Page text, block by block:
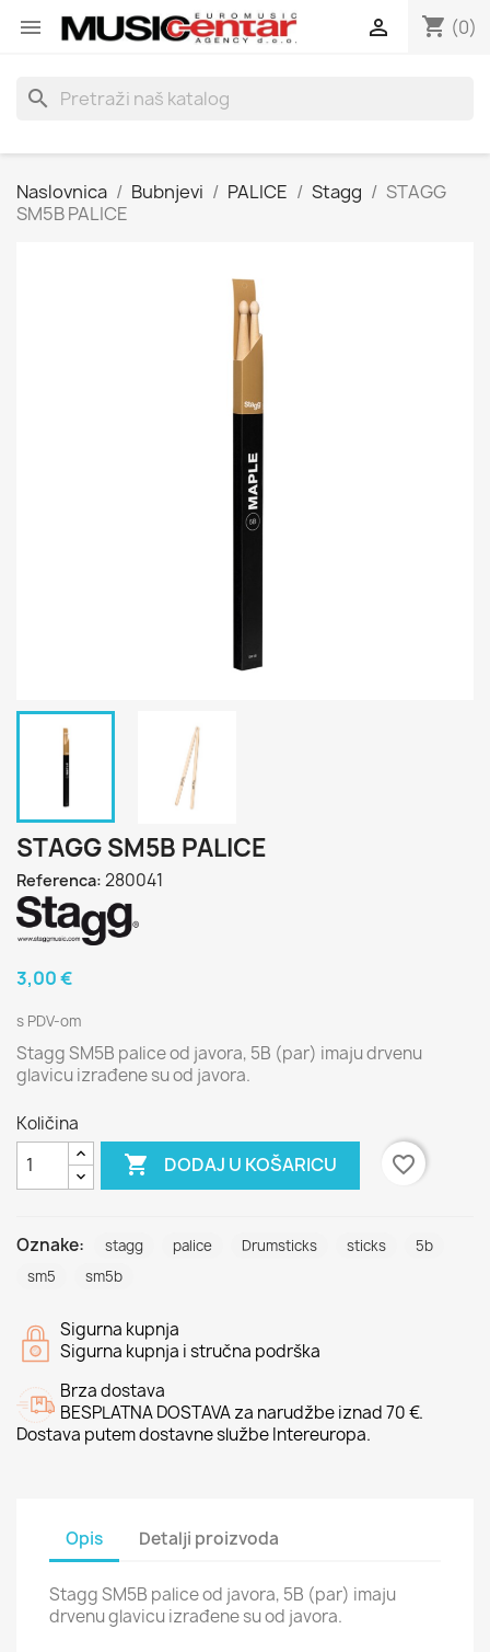
 shopping_cart (0)

search
Naslovnica Bubnjevi PALICE Stagg
STAGG
SM5B PALICE
STAGG SM5B PALICE
Referenca: 280041
3,00 €
s PDV-om
Stagg SM5B palice od javora, 5B (par) imaju drvenu
glavicu izrađene su od javora.
Količina
 DODAJ U KOŠARICU favorite_border
Oznake: stagg palice Drumsticks sticks
5b
sm5
sm5b
Sigurna kupnja
Sigurna kupnja i stručna podrška
Brza dostava
BESPLATNA DOSTAVA za narudžbe iznad 70 €.
Dostava putem dostavne službe Intereuropa.
Opis Detalji proizvoda
Stagg SM5B palice od javora, 5B (par) imaju
drvenu glavicu izrađene su od javora.